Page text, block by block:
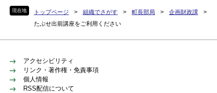
現在地 トップページ > 組織でさがす > 町長部局 > 企画財政課
>
たぶせ出前講座をご利用ください
アクセシビリティ
リンク・著作権・免責事項
個人情報
RSS配信について